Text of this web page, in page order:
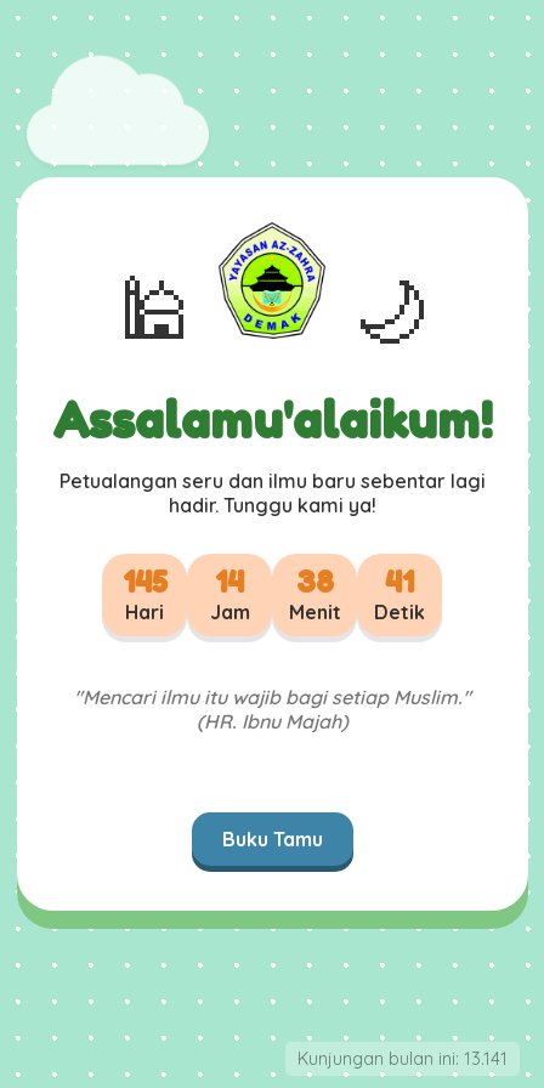
🕌 🌙
Assalamu'alaikum!
Petualangan seru dan ilmu baru sebentar lagi
hadir. Tunggu kami ya!
145
Hari
14
Jam
38
Menit
41
Detik
"Mencari ilmu itu wajib bagi setiap Muslim."
(HR. Ibnu Majah)
Buku Tamu
Kunjungan bulan ini: 13.141